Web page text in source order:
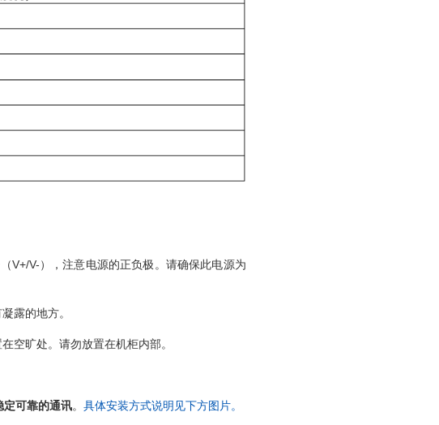
V+/V-），注意电源的正负极。请确保此电源为
露的地方。
空旷处。请勿放置在机柜内部。
定可靠的通讯。 具体安装方式说明见下方图片。